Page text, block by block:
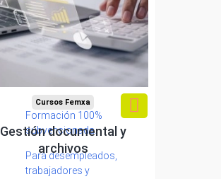
Formación 100%
subvencionada.
Para desempleados,
trabajadores y
Cursos Femxa
Gestión documental y
archivos